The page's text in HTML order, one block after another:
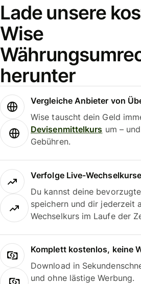
Lade unsere
Wise
herunter
Vergleiche Anbieter von
Wise tauscht dein Geld
Devisenmittelkurs um –
Gebühren.
Verfolge Live-Wechselkurse
Du kannst deine
speichern und dir jederzeit
Wechselkurs im Laufe der
Komplett kostenlos, keine
Download in
und ohne lästige Werbung.